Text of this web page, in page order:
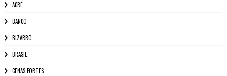
ACRE
BANCO
BIZARRO
BRASIL
CENAS FORTES